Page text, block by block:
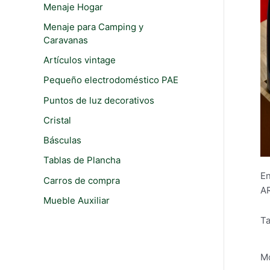
:
Menaje Hogar
Menaje para Camping y
Caravanas
Artículos vintage
Pequeño electrodoméstico PAE
Puntos de luz decorativos
Cristal
Básculas
Tablas de Plancha
Carros de compra
Mueble Auxiliar